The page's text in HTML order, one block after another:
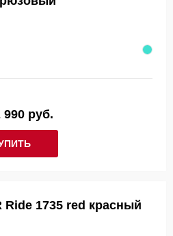
990 руб.
Ride 1735 red красный